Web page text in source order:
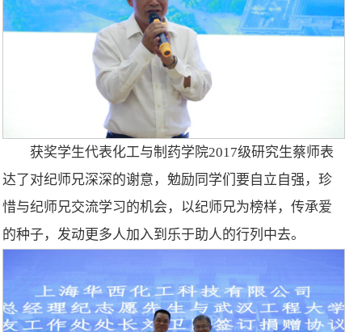
获奖学生代表化工与制药学院2017级研究生蔡师表
达了对纪师兄深深的谢意，勉励同学们要自立自强，珍
惜与纪师兄交流学习的机会，以纪师兄为榜样，传承爱
的种子，发动更多人加入到乐于助人的行列中去。